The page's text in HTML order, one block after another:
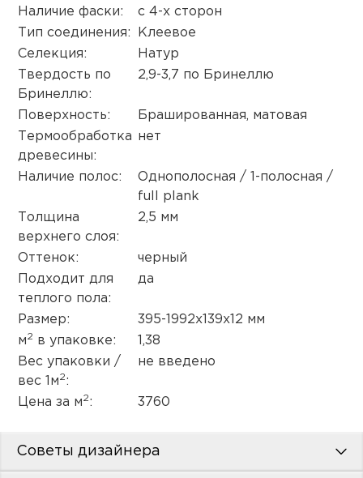
Наличие фаски:
с 4-х сторон
Тип соединения:
Клеевое
Селекция:
Натур
Твердость по
Бринеллю:
2,9-3,7 по Бринеллю
Поверхность:
Брашированная, матовая
Термообработка
древесины:
нет
Наличие полос:
Однополосная / 1-полосная /
full plank
Толщина
верхнего слоя:
2,5 мм
Оттенок:
черный
Подходит для
теплого пола:
да
Размер:
395-1992х139х12 мм
м2 в упаковке:
1,38
Вес упаковки /
вес 1м2:
не введено
Цена за м2: 3760
Советы дизайнера